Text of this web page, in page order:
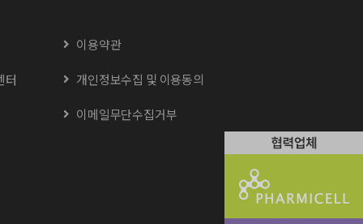
터
이용약관
개인정보수집 및 이용동의
이메일무단수집거부